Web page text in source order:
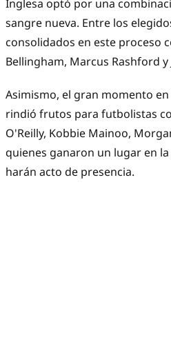
Inglesa optó por una
sangre nueva. Entre los
consolidados en este proceso
Bellingham, Marcus Rashford
Asimismo, el gran momento
rindió frutos para futbolistas
O'Reilly, Kobbie Mainoo,
quienes ganaron un lugar en
harán acto de presencia.